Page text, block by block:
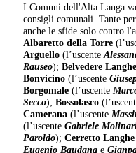
I Comuni dell'Alta Langa
consigli comunali. Tante
anche le sfide solo contro
Albaretto della Torre
Arguello (l’uscente
Rauseo);Belvedere Langhe
Bonvicino (l’uscente
Borgomale (l’uscente
Secco);Bossolasco
Camerana (l’uscente
(l’uscenteGabriele
Paroldo);Cerretto
Eugenio Baudanae